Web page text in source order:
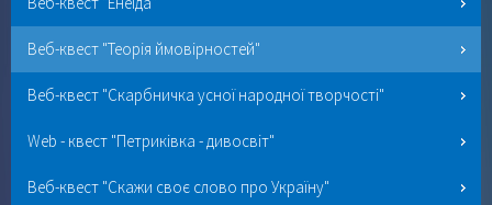
Веб-квест "Теорія ймовірностей"
Веб-квест "Скарбничка усної народної творчості"
Web - квест "Петриківка - дивосвіт"
Веб-квест "Скажи своє слово про Україну"